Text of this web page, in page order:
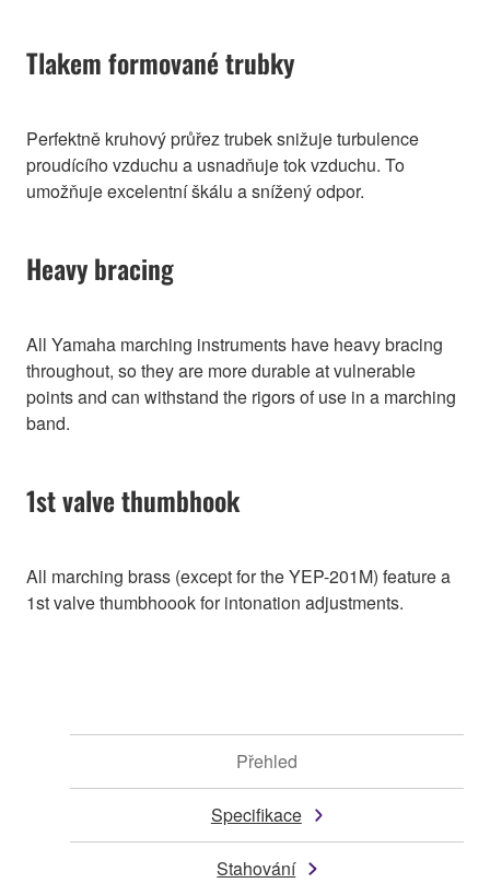
Tlakem formované trubky
Perfektně kruhový průřez trubek snižuje turbulence
proudícího vzduchu a usnadňuje tok vzduchu. To
umožňuje excelentní škálu a snížený odpor.
Heavy bracing
All Yamaha marching instruments have heavy bracing
throughout, so they are more durable at vulnerable
points and can withstand the rigors of use in a marching
band.
1st valve thumbhook
All marching brass (except for the YEP-201M) feature a
1st valve thumbhoook for intonation adjustments.
Přehled
Specifikace
Stahování